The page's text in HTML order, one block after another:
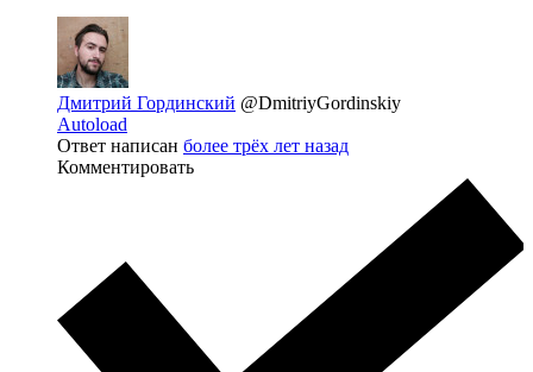
Дмитрий Гординский @DmitriyGordinskiy
Autoload
Ответ написан более трёх лет назад
Комментировать